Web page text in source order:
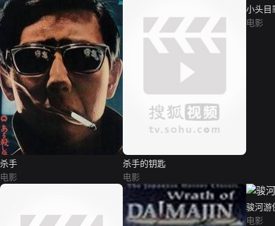
杀手
电影
杀手的钥匙
电影
小头目
电影
骏河游
电影